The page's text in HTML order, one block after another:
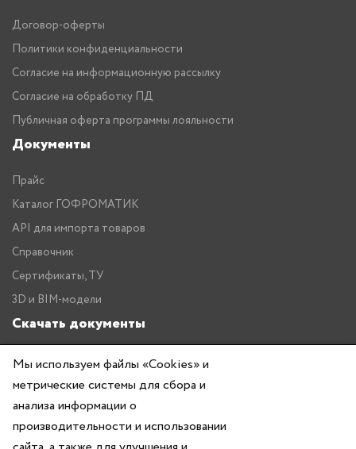
Договор-оферты
Политики конфиденциальности
Согласие на информационную рассылку
Согласие на обработку ПД
Публичная оферта программы лояльности
Документы
Прайс
Каталог ГОФРОМАТИК
API для импорта товаров
Справочник
Сертификаты, ТУ
3D и BIM-модели
Скачать документы
Прайс
Каталог ГОФРОМАТИК
Мы используем файлы «Cookies» и
метрические системы для сбора и
анализа информации о
производительности и использовании